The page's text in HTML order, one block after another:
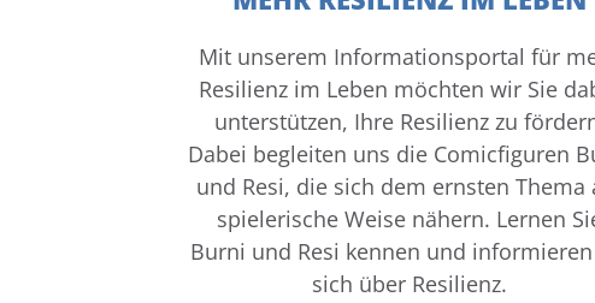
Mit unserem Informationsportal für
Resilienz im Leben möchten wir Sie
unterstützen, Ihre Resilienz zu
Dabei begleiten uns die Comicfiguren
und Resi, die sich dem ernsten Thema
spielerische Weise nähern. Lernen
Burni und Resi kennen und informieren
sich über Resilienz.